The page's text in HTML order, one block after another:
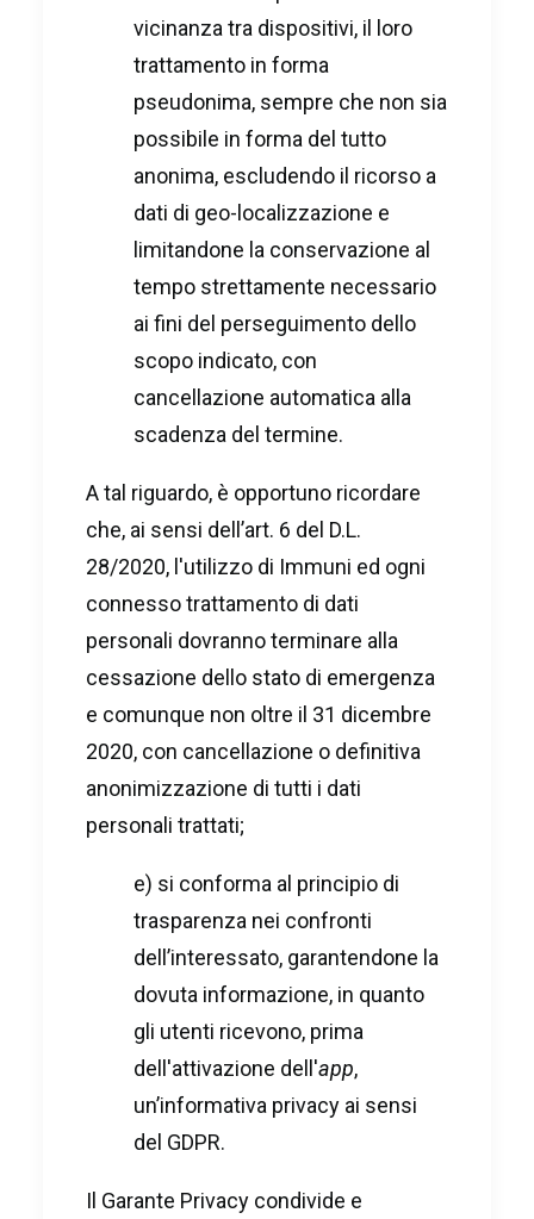
vicinanza tra dispositivi, il loro
trattamento in forma
pseudonima, sempre che non sia
possibile in forma del tutto
anonima, escludendo il ricorso a
dati di geo-localizzazione e
limitandone la conservazione al
tempo strettamente necessario
ai fini del perseguimento dello
scopo indicato, con
cancellazione automatica alla
scadenza del termine.
A tal riguardo, è opportuno ricordare
che, ai sensi dell’art. 6 del D.L.
28/2020, l'utilizzo di Immuni ed ogni
connesso trattamento di dati
personali dovranno terminare alla
cessazione dello stato di emergenza
e comunque non oltre il 31 dicembre
2020, con cancellazione o definitiva
anonimizzazione di tutti i dati
personali trattati;
e) si conforma al principio di
trasparenza nei confronti
dell’interessato, garantendone la
dovuta informazione, in quanto
gli utenti ricevono, prima
dell'attivazione dell'app,
un’informativa privacy ai sensi
del GDPR.
Il Garante Privacy condivide e